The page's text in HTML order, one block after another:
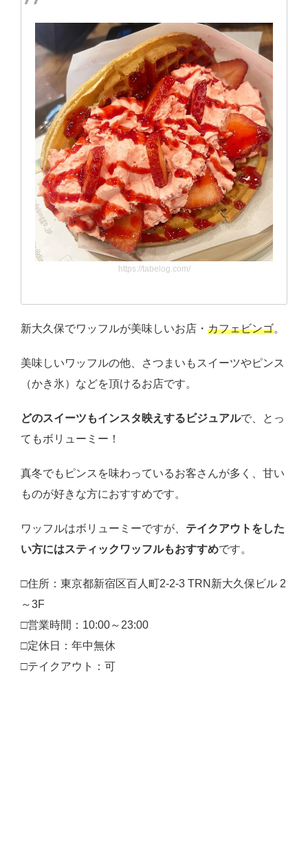
https://tabelog.com/
新大久保でワッフルが美味しいお店・ カフェビンゴ。
美味しいワッフルの他、さつまいもスイーツやピンス
（かき氷）などを頂けるお店です。
どのスイーツもインスタ映えするビジュアルで、とっ
てもボリューミー！
真冬でもピンスを味わっているお客さんが多く、甘い
ものが好きな方におすすめです。
ワッフルはボリューミーですが、 テイクアウトをした
い方にはスティックワッフルもおすすめです。
□住所：東京都新宿区百人町2‐2‐3 TRN新大久保ビル 2
～3F
□営業時間：10:00～23:00
□定休日：年中無休
□テイクアウト：可